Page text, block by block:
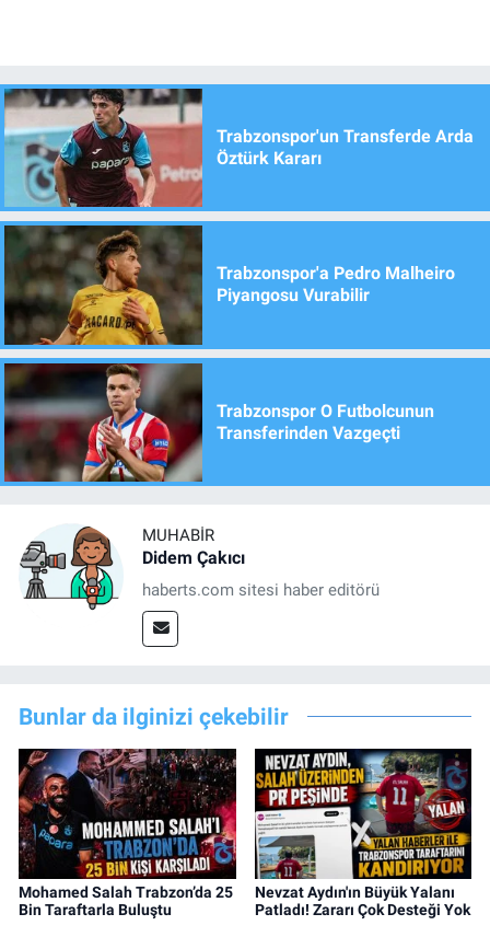
Trabzonspor'un Transferde Arda
Öztürk Kararı
Trabzonspor'a Pedro Malheiro
Piyangosu Vurabilir
Trabzonspor O Futbolcunun
Transferinden Vazgeçti
MUHABIR
Didem Çakıcı
haberts.com sitesi haber editörü
Bunlar da ilginizi çekebilir
Mohamed Salah Trabzon’da 25
Bin Taraftarla Buluştu
Nevzat Aydın'ın Büyük Yalanı
Patladı! Zararı Çok Desteği Yok